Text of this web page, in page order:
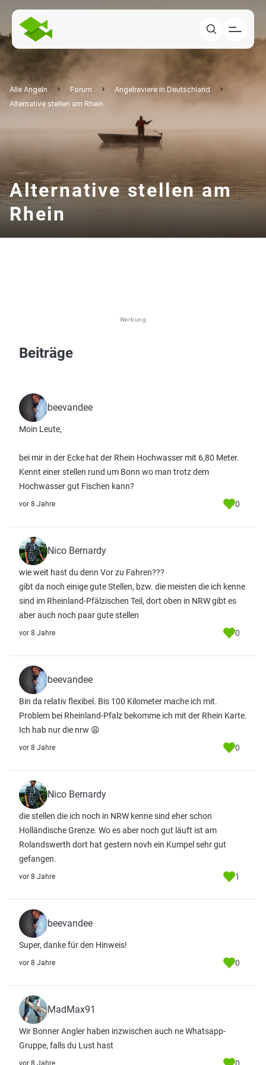
Alle Angeln Forum
Angelreviere in Deutschland
Alternative stellen am Rhein
Alternative stellen am
Rhein
Werbung
Beiträge
beevandee
Moin Leute,
bei mir in der Ecke hat der Rhein Hochwasser mit 6,80 Meter.
Kennt einer stellen rund um Bonn wo man trotz dem
Hochwasser gut Fischen kann?
vor 8 Jahre 0
Nico Bernardy
wie weit hast du denn Vor zu Fahren???
gibt da noch einige gute Stellen, bzw. die meisten die ich kenne
sind im Rheinland-Pfälzischen Teil, dort oben in NRW gibt es
aber auch noch paar gute stellen
vor 8 Jahre 0
beevandee
Bin da relativ flexibel. Bis 100 Kilometer mache ich mit.
Problem bei Rheinland-Pfalz bekomme ich mit der Rhein Karte.
Ich hab nur die nrw 😩
vor 8 Jahre 0
Nico Bernardy
die stellen die ich noch in NRW kenne sind eher schon
Holländische Grenze. Wo es aber noch gut läuft ist am
Rolandswerth dort hat gestern novh ein Kumpel sehr gut
gefangen.
vor 8 Jahre 1
beevandee
Super, danke für den Hinweis!
vor 8 Jahre 0
MadMax91
Wir Bonner Angler haben inzwischen auch ne Whatsapp-
Gruppe, falls du Lust hast
vor 8 Jahre